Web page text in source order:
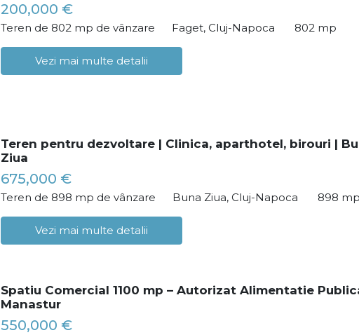
200,000 €
Teren de 802 mp de vânzare Faget, Cluj-Napoca 802 mp
Vezi mai multe detalii
Teren pentru dezvoltare | Clinica, aparthotel, birouri |
Ziua
675,000 €
Teren de 898 mp de vânzare Buna Ziua, Cluj-Napoca 898 mp
Vezi mai multe detalii
Spatiu Comercial 1100 mp – Autorizat Alimentatie
Manastur
550,000 €